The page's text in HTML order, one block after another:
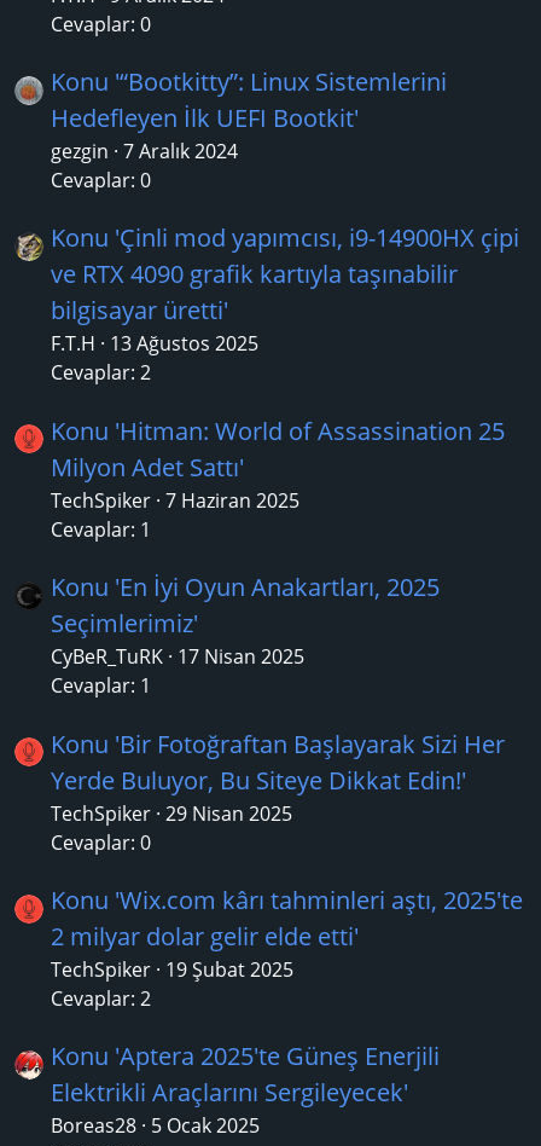
Cevaplar: 0
Konu '“Bootkitty”: Linux Sistemlerini
Hedefleyen İlk UEFI Bootkit'
gezgin 7 Aralık 2024
Cevaplar: 0
Konu 'Çinli mod yapımcısı, i9-14900HX çipi
ve RTX 4090 grafik kartıyla taşınabilir
bilgisayar üretti'
F.T.H
13 Ağustos 2025
Cevaplar: 2
Konu 'Hitman: World of Assassination 25
Milyon Adet Sattı'
TechSpiker 7 Haziran 2025
Cevaplar: 1
Konu 'En İyi Oyun Anakartları, 2025
Seçimlerimiz'
CyBeR_TuRK 17 Nisan 2025
Cevaplar: 1
Konu 'Bir Fotoğraftan Başlayarak Sizi Her
Yerde Buluyor, Bu Siteye Dikkat Edin!'
TechSpiker 29 Nisan 2025
Cevaplar: 0
Konu 'Wix.com kârı tahminleri aştı, 2025'te
2 milyar dolar gelir elde etti'
TechSpiker 19 Şubat 2025
Cevaplar: 2
Konu 'Aptera 2025'te Güneş Enerjili
Elektrikli Araçlarını Sergileyecek'
Boreas28 5 Ocak 2025